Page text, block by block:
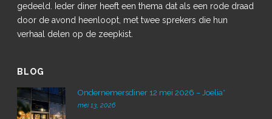
gedeeld. Ieder diner heeft een thema dat als een rode draad
door de avond heenloopt, met twee sprekers die hun
verhaal delen op de zeepkist.
BLOG
Ondernemersdiner 12 mei 2026 – Joelia*
mei 13, 2026